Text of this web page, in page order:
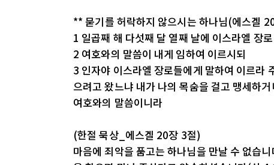
** 묻기를 허락하지 않으시는 하나님(에스겔
1 일곱째 해 다섯째 달 열째 날에 이스라엘 장
2 여호와의 말씀이 내게 임하여 이르시되
3 인자야 이스라엘 장로들에게 말하여 이르라
으려고 왔느냐 내가 나의 목숨을 걸고 맹세하
여호와의 말씀이니라
(한절 묵상_에스겔 20장 3절)
마음에 죄악을 품고는 하나님을 만날 수 없습